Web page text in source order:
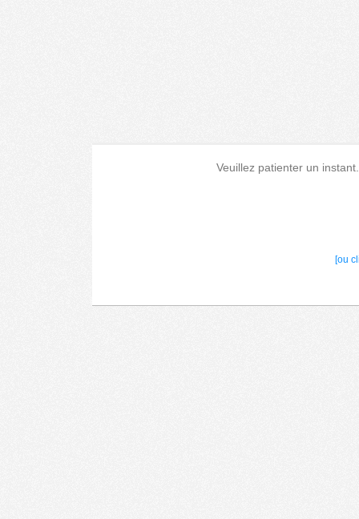
Veuillez patienter un
[ou